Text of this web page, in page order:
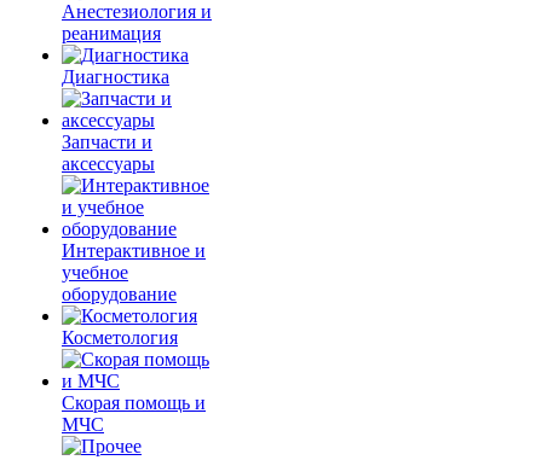
Анестезиология и
реанимация
Диагностика
Запчасти и
аксессуары
Интерактивное и
учебное
оборудование
Косметология
Скорая помощь и
МЧС